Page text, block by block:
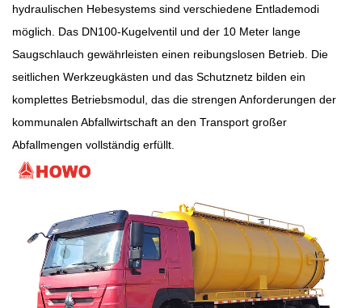
hydraulischen Hebesystems sind verschiedene Entlademodi
möglich. Das DN100-Kugelventil und der 10 Meter lange
Saugschlauch gewährleisten einen reibungslosen Betrieb. Die
seitlichen Werkzeugkästen und das Schutznetz bilden ein
komplettes Betriebsmodul, das die strengen Anforderungen der
kommunalen Abfallwirtschaft an den Transport großer
Abfallmengen vollständig erfüllt.